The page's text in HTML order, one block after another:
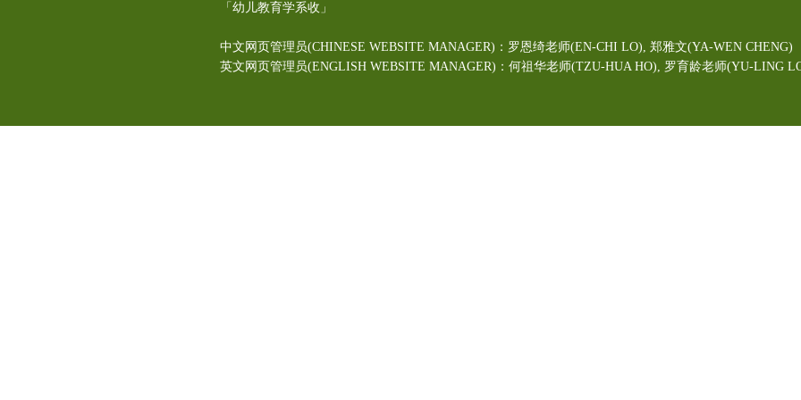
「幼儿教育学系收」
中文网页管理员(CHINESE WEBSITE MANAGER)：罗恩绮老师(EN-CHI LO) , 郑雅文(YA-WEN CHENG)
英文网页管理员(ENGLISH WEBSITE MANAGER)：何祖华老师(TZU-HUA HO), 罗育龄老师(YU-LING